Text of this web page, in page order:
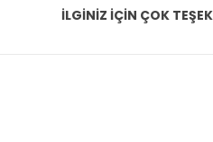
İLGİNİZ İÇİN ÇOK